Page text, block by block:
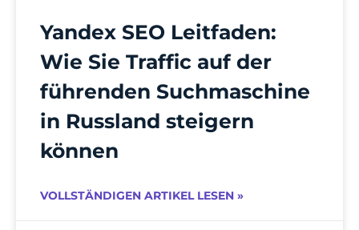
Yandex SEO Leitfaden:
Wie Sie Traffic auf der
führenden Suchmaschine
in Russland steigern
können
VOLLSTÄNDIGEN ARTIKEL LESEN »